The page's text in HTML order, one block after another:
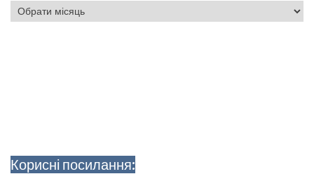
Архіви
Корисні посилання: